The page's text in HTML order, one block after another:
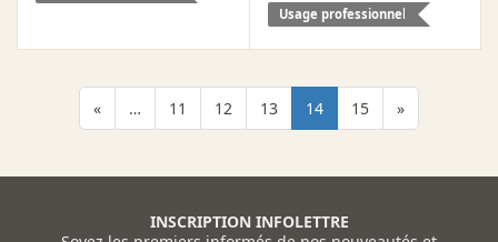
Usage professionnel
« … 11 12 13 14 15 »
INSCRIPTION INFOLETTRE